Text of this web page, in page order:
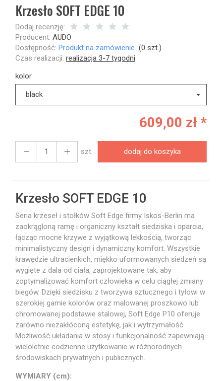
Krzesło SOFT EDGE 10
Dodaj recenzję:
Producent: AUDO
Dostępność: Produkt na zamówienie (0 szt.)
Czas realizacji: realizacja 3-7 tygodni
kolor
black
609,00 zł *
szt. dodaj do koszyka
Krzesło SOFT EDGE 10
Seria krzeseł i stołków Soft Edge firmy Iskos-Berlin ma
zaokrągloną ramę i organiczny kształt siedziska i oparcia,
łącząc mocne krzywe z wyjątkową lekkością, tworząc
minimalistyczny design i dynamiczny komfort. Wszystkie
krawędzie ultracienkich, miękko uformowanych siedzeń są
wygięte z dala od ciała, zaprojektowane tak, aby
zoptymalizować komfort człowieka w celu ciągłej zmiany
biegów. Dzięki siedzisku z tworzywa sztucznego i tyłowi w
szerokiej gamie kolorów oraz malowanej proszkowo lub
chromowanej podstawie stalowej, Soft Edge P10 oferuje
zarówno niezakłóconą estetykę, jak i wytrzymałość.
Możliwość układania w stosy i funkcjonalność zapewniają
wieloletnie codzienne użytkowanie w różnorodnych
środowiskach prywatnych i publicznych.
WYMIARY (cm):